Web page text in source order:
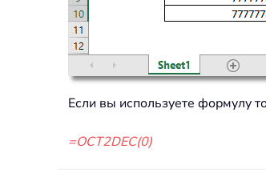
Если вы используете формулу
=OCT2DEC(0)